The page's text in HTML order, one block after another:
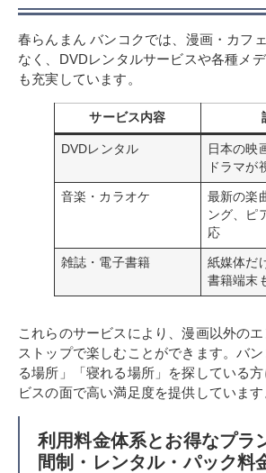
春らんまん バンコクでは、漫画・カフ
なく、DVDレンタルサービスや各種メ
も充実しています。
サービス内容
DVDレンタル
日本の映
ドラマが
音楽・カラオケ
最新の楽
ング、ピ
応
雑誌・電子書籍
紙媒体だ
書籍端末
これらのサービスにより、漫画以外の
ストップで楽しむことができます。バ
る場所」「寝れる場所」を探している
ビスの面で高い満足度を提供しています
利用料金体系とお得なプラ
間制・レンタル・パック料